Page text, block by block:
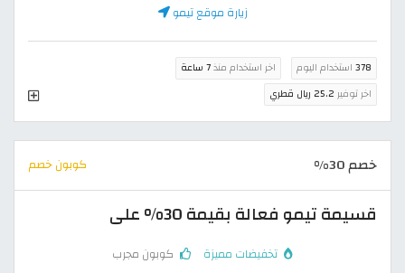
زيارة موقع تيمو
378 استخدام اليوم اخر استخدام منذ7 ساعة
اخر توفير 25.2 ريال قطري
خصم 30% كوبون خصم
قسيمة تيمو فعالة بقيمة 30% على
تخفيضات مميزة كوبون مجرب